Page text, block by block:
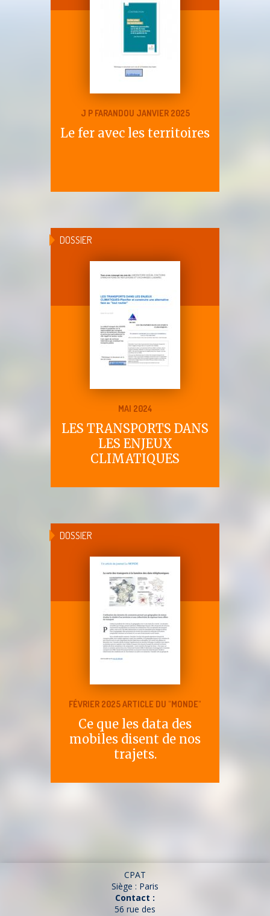
J P FARANDOU JANVIER 2025
Le fer avec les territoires
DOSSIER
MAI 2024
LES TRANSPORTS DANS
LES ENJEUX
CLIMATIQUES
DOSSIER
FÉVRIER 2025 ARTICLE DU "MONDE"
Ce que les data des
mobiles disent de nos
trajets.
CPAT
Siège : Paris
Contact :
56 rue des